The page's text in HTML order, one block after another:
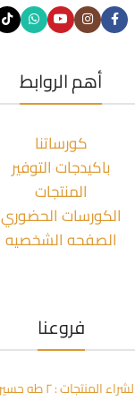
أهم الروابط
كورساتنا
باكيدجات التوفير
المنتجات
الكورسات الحضوري
الصفحه الشخصيه
فروعنا
طه حسين الزمالك ، باب الممر